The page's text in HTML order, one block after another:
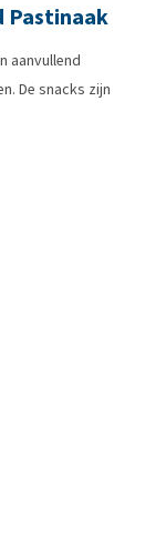
Pastinaak
aanvullend
De snacks zijn